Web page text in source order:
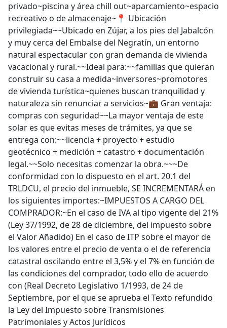
privado~piscina y área chill out~aparcamiento~espacio
recreativo o de almacenaje~📍 Ubicación
privilegiada~~Ubicado en Zújar, a los pies del Jabalcón
y muy cerca del Embalse del Negratín, un entorno
natural espectacular con gran demanda de vivienda
vacacional y rural.~~Ideal para:~~familias que quieran
construir su casa a medida~inversores~promotores
de vivienda turística~quienes buscan tranquilidad y
naturaleza sin renunciar a servicios~💼 Gran ventaja:
compras con seguridad~~La mayor ventaja de este
solar es que evitas meses de trámites, ya que se
entrega con:~~licencia + proyecto + estudio
geotécnico + medición + catastro + documentación
legal.~~Solo necesitas comenzar la obra.~~~De
conformidad con lo dispuesto en el art. 20.1 del
TRLDCU, el precio del inmueble, SE INCREMENTARÁ en
los siguientes importes:~IMPUESTOS A CARGO DEL
COMPRADOR:~En el caso de IVA al tipo vigente del 21%
(Ley 37/1992, de 28 de diciembre, del impuesto sobre
el Valor Añadido) En el caso de ITP sobre el mayor de
los valores entre el precio de venta o el de referencia
catastral oscilando entre el 3,5% y el 7% en función de
las condiciones del comprador, todo ello de acuerdo
con (Real Decreto Legislativo 1/1993, de 24 de
Septiembre, por el que se aprueba el Texto refundido
la Ley del Impuesto sobre Transmisiones
Patrimoniales y Actos Jurídicos